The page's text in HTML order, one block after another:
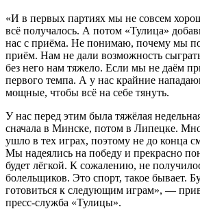
«И в первых партиях мы не совсем
всё получалось. А потом «Тулица»
нас с приёма. Не понимаю, почему мы
приём. Нам не дали возможность
без него нам тяжело. Если мы не даём
первого темпа. А у нас крайние
мощные, чтобы всё на себе тянуть.
У нас перед этим была тяжёлая
сначала в Минске, потом в Липецке.
ушло в тех играх, поэтому не до конца
Мы надеялись на победу и прекрасно
будет лёгкой. К сожалению, не
болельщиков. Это спорт, такое бывает.
готовиться к следующим играм», —
пресс-служба «Тулицы».